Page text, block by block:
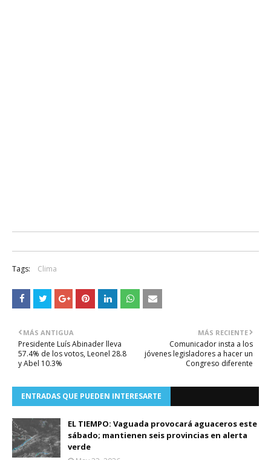
Tags: Clima
MÁS RECIENTE
Comunicador insta a los
jóvenes legisladores a hacer un
Congreso diferente
MÁS ANTIGUA
Presidente Luís Abinader lleva
57.4% de los votos, Leonel 28.8
y Abel 10.3%
ENTRADAS QUE PUEDEN INTERESARTE
EL TIEMPO: Vaguada provocará aguaceros este
sábado; mantienen seis provincias en alerta
verde